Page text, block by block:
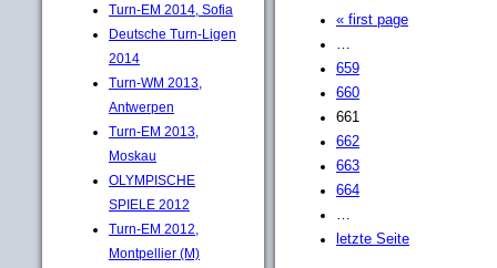
Turn-EM 2014, Sofia
Deutsche Turn-Ligen
2014
Turn-WM 2013,
Antwerpen
Turn-EM 2013,
Moskau
OLYMPISCHE
SPIELE 2012
Turn-EM 2012,
Montpellier (M)
« first page
…
659
660
661
662
663
664
…
letzte Seite